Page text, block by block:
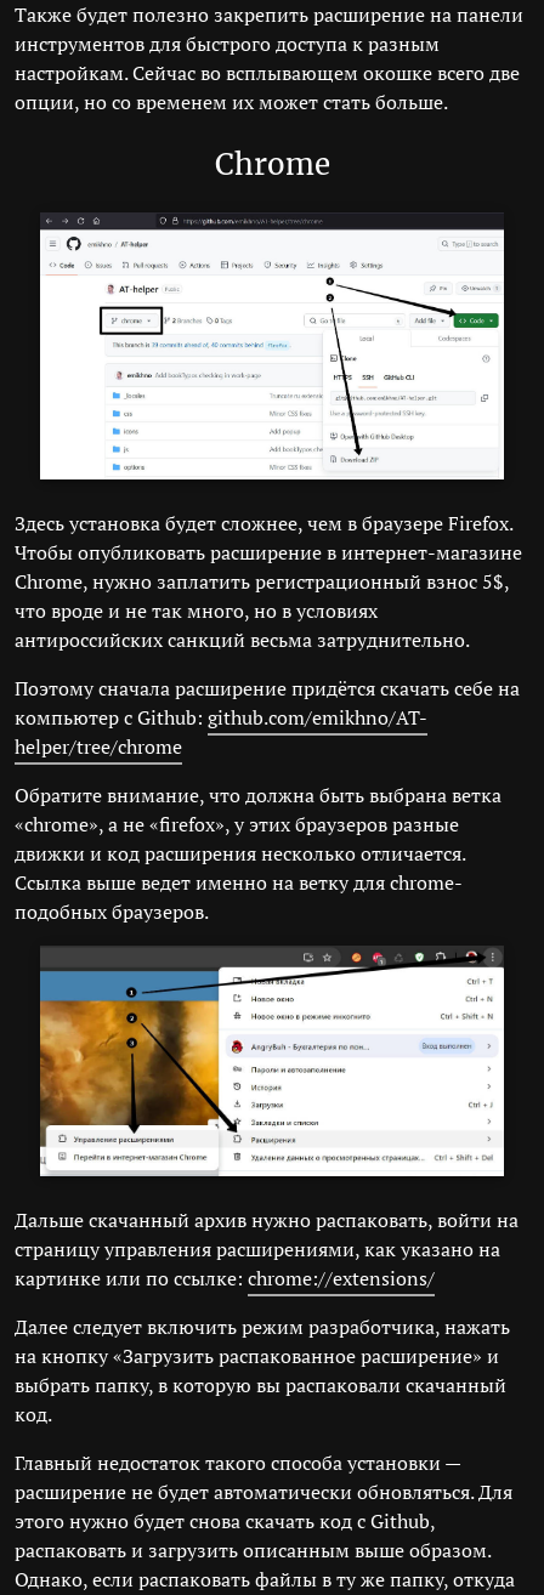
Также будет полезно закрепить расширение на панели
инструментов для быстрого доступа к разным
настройкам. Сейчас во всплывающем окошке всего две
опции, но со временем их может стать больше.
Chrome
Здесь установка будет сложнее, чем в браузере Firefox.
Чтобы опубликовать расширение в интернет-магазине
Chrome, нужно заплатить регистрационный взнос 5$,
что вроде и не так много, но в условиях
антироссийских санкций весьма затруднительно.
Поэтому сначала расширение придётся скачать себе на
компьютер с Github: github.com/emikhno/AT-
helper/tree/chrome
Обратите внимание, что должна быть выбрана ветка
«chrome», а не «firefox», у этих браузеров разные
движки и код расширения несколько отличается.
Ссылка выше ведет именно на ветку для chrome-
подобных браузеров.
Дальше скачанный архив нужно распаковать, войти на
страницу управления расширениями, как указано на
картинке или по ссылке: chrome://extensions/
Далее следует включить режим разработчика, нажать
на кнопку «Загрузить распакованное расширение» и
выбрать папку, в которую вы распаковали скачанный
код.
Главный недостаток такого способа установки —
расширение не будет автоматически обновляться. Для
этого нужно будет снова скачать код с Github,
распаковать и загрузить описанным выше образом.
Однако, если распаковать файлы в ту же папку, откуда